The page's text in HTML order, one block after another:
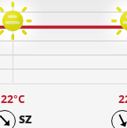
22°C
SZ